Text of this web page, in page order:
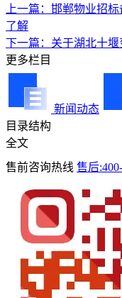
上一篇：邯郸物业招
了解
下一篇：关于湖北十堰
更多栏目
新闻动态
目录结构
全文
售前咨询热线 售后